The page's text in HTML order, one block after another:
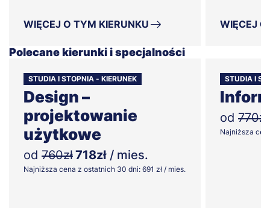
WIĘCEJ O TYM KIERUNKU WIĘCEJ
Polecane kierunki i specjalności
STUDIA I STOPNIA - KIERUNEK
Design –
projektowanie
użytkowe
od 760zł718zł / mies.
Najniższa cena z ostatnich 30 dni: 691 zł / mies.
STUDIA I
od 770zł
Najniższa